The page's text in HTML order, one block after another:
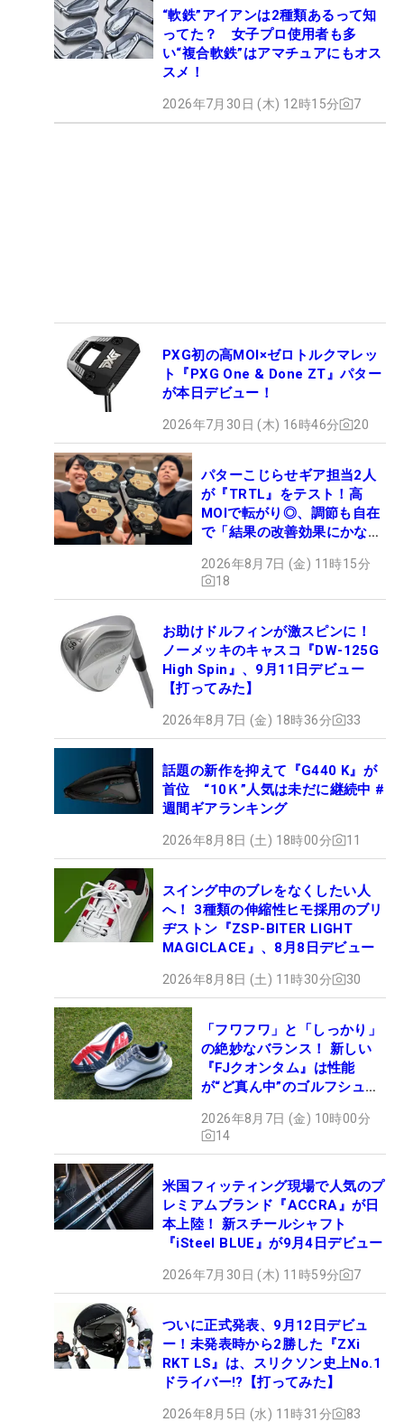
“軟鉄”アイアンは2種類あるって知
ってた？ 女子プロ使用者も多
い“複合軟鉄”はアマチュアにもオス
スメ！
2026年7月30日 (木) 12時15分 7
PXG初の高MOI×ゼロトルクマレッ
ト『PXG One & Done ZT』パター
が本日デビュー！
2026年7月30日 (木) 16時46分 20
パターこじらせギア担当2人
が『TRTL』をテスト！高
MOIで転がり◎、調節も自在
で「結果の改善効果にかなり
2026年8月7日 (金) 11時15分
18
お助けドルフィンが激スピンに！
ノーメッキのキャスコ『DW-125G
High Spin』、9月11日デビュー
【打ってみた】
2026年8月7日 (金) 18時36分 33
話題の新作を抑えて『G440 K』が
首位 “10Ｋ”人気は未だに継続中 #
週間ギアランキング
2026年8月8日 (土) 18時00分 11
スイング中のブレをなくしたい人
へ！ 3種類の伸縮性ヒモ採用のブリ
ヂストン『ZSP-BITER LIGHT
MAGICLACE』、8月8日デビュー
2026年8月8日 (土) 11時30分 30
「フワフワ」と「しっかり」
の絶妙なバランス！ 新しい
『FJクオンタム』は性能
が“ど真ん中”のゴルフシュー
2026年8月7日 (金) 10時00分
14
米国フィッティング現場で人気のプ
レミアムブランド『ACCRA』が日
本上陸！ 新スチールシャフト
『iSteel BLUE』が9月4日デビュー
2026年7月30日 (木) 11時59分 7
ついに正式発表、9月12日デビュ
ー！未発表時から2勝した『ZXi
RKT LS』は、スリクソン史上No.1
ドライバー!?【打ってみた】
2026年8月5日 (水) 11時31分 83